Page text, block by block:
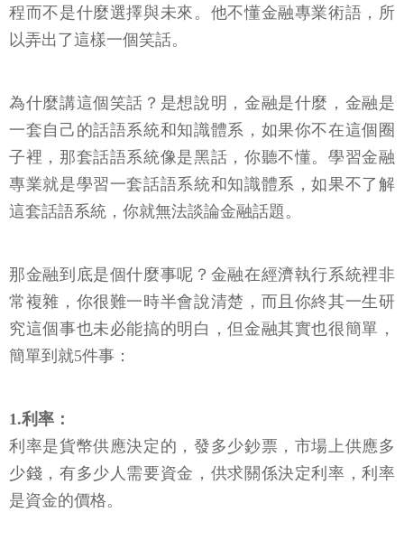
程而不是什麼選擇與未來。他不懂金融專業術語，所
以弄出了這樣一個笑話。
為什麼講這個笑話？是想說明，金融是什麼，金融是
一套自己的話語系統和知識體系，如果你不在這個圈
子裡，那套話語系統像是黑話，你聽不懂。學習金融
專業就是學習一套話語系統和知識體系，如果不了解
這套話語系統，你就無法談論金融話題。
那金融到底是個什麼事呢？金融在經濟執行系統裡非
常複雜，你很難一時半會說清楚，而且你終其一生研
究這個事也未必能搞的明白，但金融其實也很簡單，
簡單到就5件事：
1.利率：
利率是貨幣供應決定的，發多少鈔票，市場上供應多
少錢，有多少人需要資金，供求關係決定利率，利率
是資金的價格。